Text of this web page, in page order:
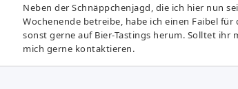
Neben der Schnäppchenjagd, die ich hier nun
Wochenende betreibe, habe ich einen Faibel
sonst gerne auf Bier-Tastings herum. Solltet ihr
mich gerne kontaktieren.